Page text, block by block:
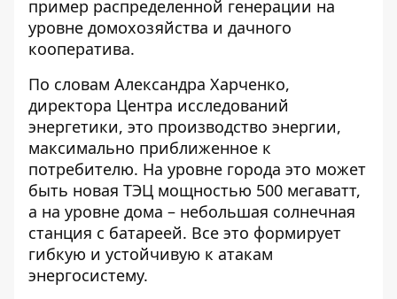
пример распределенной генерации на
уровне домохозяйства и дачного
кооператива.
По словам Александра Харченко,
директора Центра исследований
энергетики, это производство энергии,
максимально приближенное к
потребителю. На уровне города это может
быть новая ТЭЦ мощностью 500 мегаватт,
а на уровне дома – небольшая солнечная
станция с батареей. Все это формирует
гибкую и устойчивую к атакам
энергосистему.